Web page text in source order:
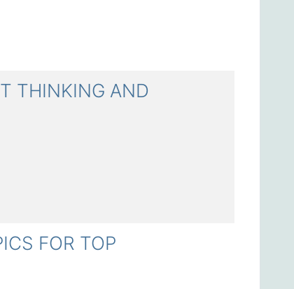
THINKING AND
FOR TOP